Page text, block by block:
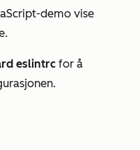
demo vise
eslintrc for å